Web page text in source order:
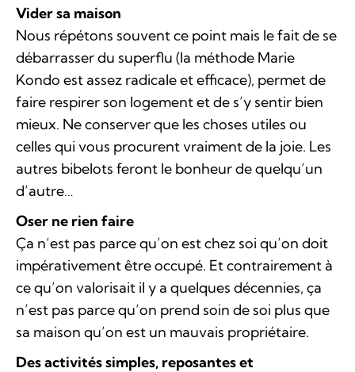
Vider sa maison
Nous répétons souvent ce point mais le fait de se
débarrasser du superflu (la méthode Marie
Kondo est assez radicale et efficace), permet de
faire respirer son logement et de s’y sentir bien
mieux. Ne conserver que les choses utiles ou
celles qui vous procurent vraiment de la joie. Les
autres bibelots feront le bonheur de quelqu’un
d’autre…
Oser ne rien faire
Ça n’est pas parce qu’on est chez soi qu’on doit
impérativement être occupé. Et contrairement à
ce qu’on valorisait il y a quelques décennies, ça
n’est pas parce qu’on prend soin de soi plus que
sa maison qu’on est un mauvais propriétaire.
Des activités simples, reposantes et